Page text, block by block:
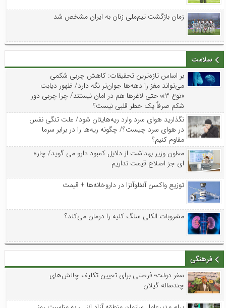
زمان بازگشت تیم‌ملی زنان به ایران مشخص شد
سلامت
بر اساس تازه‌ترین تحقیقات: کاهش چربی شکمی
می‌تواند مغز را دهه‌ها جوان‌تر نگه دارد/ ظهور دیابت
«نوع ۳»؛ حتی لاغرها هم در امان نیستند/ چرا چربی دور
شکم صرفاً یک خطر قلبی نیست؟
نگذارید هوای سرد وارد ریه‌هایتان شود/ علت تنگی نفس
در هوای سرد چیست؟/ چگونه ریه‌ها را در برابر سرما
مقاوم کنیم؟
معاون وزیر بهداشت از دلایل کمبود دارو می گوید/ چاره
ای جز اصلاح قیمت نداریم
توزیع واکسن‌ آنفلوآنزا در داروخانه‌ها + قیمت
مشروبات الکلی سنگ کلیه را درمان می‌کند؟
فرهنگی
سفر دولت؛ فرصتی برای تعیین تکلیف چالش‌های
چندساله گیلان